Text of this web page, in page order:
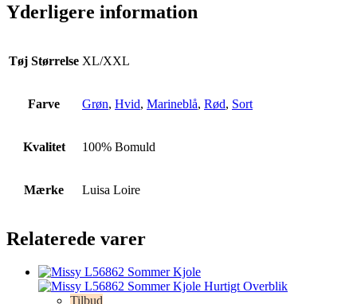
Yderligere information
Tøj Størrelse XL/XXL
Farve Grøn, Hvid, Marineblå, Rød, Sort
Kvalitet 100% Bomuld
Mærke Luisa Loire
Relaterede varer
Hurtigt Overblik
Tilbud